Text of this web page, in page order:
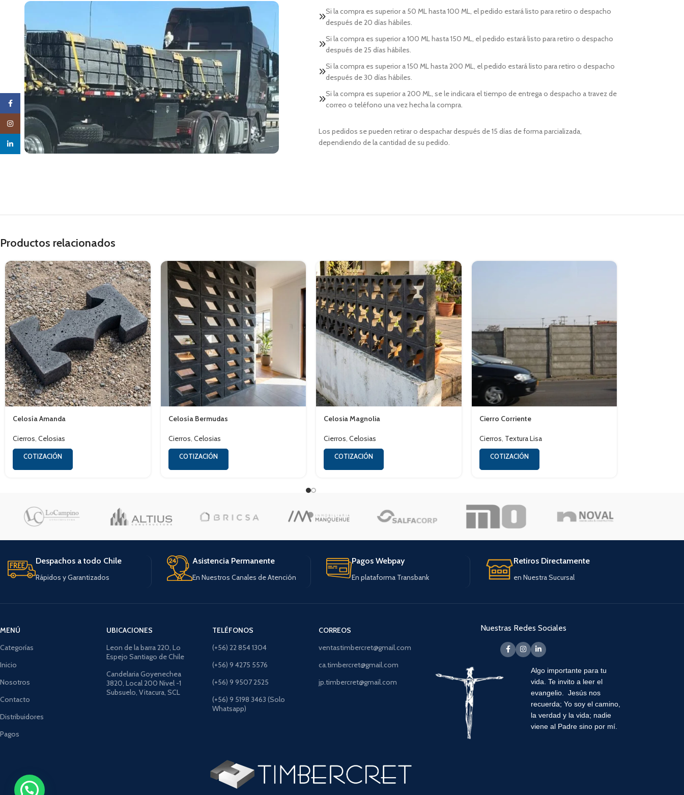
Si la compra es superior a 50 ML hasta 100 ML, el pedido estará listo para retiro o despacho
después de 20 días hábiles.
Si la compra es superior a 100 ML hasta 150 ML, el pedido estará listo para retiro o despacho
después de 25 días hábiles.
Si la compra es superior a 150 ML hasta 200 ML, el pedido estará listo para retiro o despacho
después de 30 días hábiles.
Si la compra es superior a 200 ML, se le indicara el tiempo de entrega o despacho a travez de
correo o teléfono una vez hecha la compra.
Los pedidos se pueden retirar o despachar después de 15 días de forma parcializada,
dependiendo de la cantidad de su pedido.
Productos relacionados
Celosía Amanda
Cierros Celosias
COTIZACIÓN
Celosía Bermudas
Cierros Celosias
COTIZACIÓN
Celosia Magnolia
Cierros Celosias
COTIZACIÓN
Cierro Corriente
Cierros Textura Lisa
COTIZACIÓN
Despachos a todo Chile
Rápidos y Garantizados
Asistencia Permanente
En Nuestros Canales de Atención
Pagos Webpay
En plataforma Transbank
Retiros Directamente
en Nuestra Sucursal
MENÚ
Categorías
Inicio
Nosotros
Contacto
Distribuidores
Pagos
UBICACIONES
Leon de la barra 220, Lo
Espejo Santiago de Chile
Candelaria Goyenechea
3820, Local 200 Nivel -1
Subsuelo, Vitacura, SCL
TELÉFONOS
(+56) 22 854 1304
(+56) 9 4275 5576
(+56) 9 9507 2525
(+56) 9 5198 3463 (Solo
Whatsapp)
CORREOS
ventastimbercret@gmail.com
ca.timbercret@gmail.com
jp.timbercret@gmail.com
Nuestras Redes Sociales
Algo importante para tu
vida.Te invito a leer el
evangelio. Jesús nos
recuerda; Yo soy el camino,
la verdad y la vida; nadie
viene al Padre sino por mí.
Facebook
Instagram
linkedin